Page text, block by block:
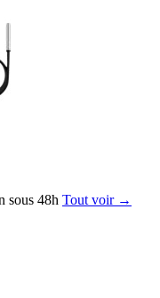
sous 48h Tout voir →